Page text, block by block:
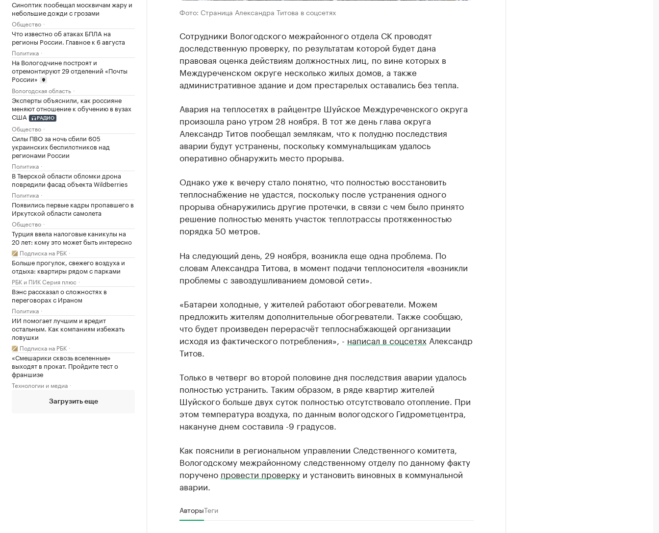
Синоптик пообещал москвичам жару и
небольшие дожди с грозами
Общество
Что известно об атаках БПЛА на
регионы России. Главное к 6 августа
Политика
На Вологодчине построят и
отремонтируют 29 отделений «Почты
России»
Вологодская область
Эксперты объяснили, как россияне
меняют отношение к обучению в вузах
США
РАДИО
Общество
Силы ПВО за ночь сбили 605
украинских беспилотников над
регионами России
Политика
В Тверской области обломки дрона
повредили фасад объекта Wildberries
Политика
Появились первые кадры пропавшего в
Иркутской области самолета
Общество
Турция ввела налоговые каникулы на
20 лет: кому это может быть интересно
Подписка на РБК
Больше прогулок, свежего воздуха и
отдыха: квартиры рядом с парками
РБК и ПИК Серия плюс
Вэнс рассказал о сложностях в
переговорах с Ираном
Политика
ИИ помогает лучшим и вредит
остальным. Как компаниям избежать
ловушки
Подписка на РБК
«Смешарики сквозь вселенные»
выходят в прокат. Пройдите тест о
франшизе
Технологии и медиа
Загрузить еще
Фото: Страница Александра Титова в соцсетях
Сотрудники Вологодского межрайонного отдела СК проводят
доследственную проверку, по результатам которой будет дана
правовая оценка действиям должностных лиц, по вине которых в
Междуреченском округе несколько жилых домов, а также
административное здание и дом престарелых оставались без тепла.
Авария на теплосетях в райцентре Шуйское Междуреченского округа
произошла рано утром 28 ноября. В тот же день глава округа
Александр Титов пообещал землякам, что к полудню последствия
аварии будут устранены, поскольку коммунальщикам удалось
оперативно обнаружить место прорыва.
Однако уже к вечеру стало понятно, что полностью восстановить
теплоснабжение не удастся, поскольку после устранения одного
прорыва обнаружились другие протечки, в связи с чем было принято
решение полностью менять участок теплотрассы протяженностью
порядка 50 метров.
На следующий день, 29 ноября, возникла еще одна проблема. По
словам Александра Титова, в момент подачи теплоносителя «возникли
проблемы с завоздушливанием домовой сети».
«Батареи холодные, у жителей работают обогреватели. Можем
предложить жителям дополнительные обогреватели. Также сообщаю,
что будет произведен перерасчёт теплоснабжающей организации
исходя из фактического потребления», - написал в соцсетях Александр
Титов.
Только в четверг во второй половине дня последствия аварии удалось
полностью устранить. Таким образом, в ряде квартир жителей
Шуйского больше двух суток полностью отсутствовало отопление. При
этом температура воздуха, по данным вологодского Гидрометцентра,
накануне днем составила -9 градусов.
Как пояснили в региональном управлении Следственного комитета,
Вологодскому межрайонному следственному отделу по данному факту
поручено провести проверкуи установить виновных в коммунальной
аварии.
АвторыТеги